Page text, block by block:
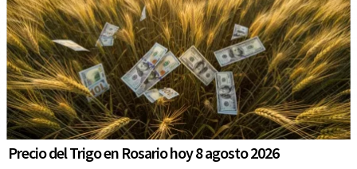
Precio del Trigo en Rosario hoy 8 agosto 2026